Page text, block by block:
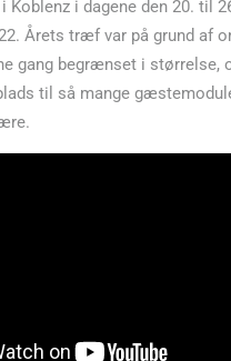
i Koblenz i dagene den 20. til
Årets træf var på grund af
gang begrænset i størrelse,
til så mange